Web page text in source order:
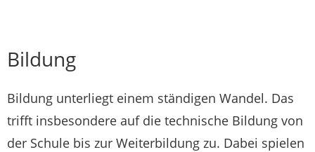
Bildung
Bildung unterliegt einem ständigen Wandel. Das
trifft insbesondere auf die technische Bildung von
der Schule bis zur Weiterbildung zu. Dabei spielen